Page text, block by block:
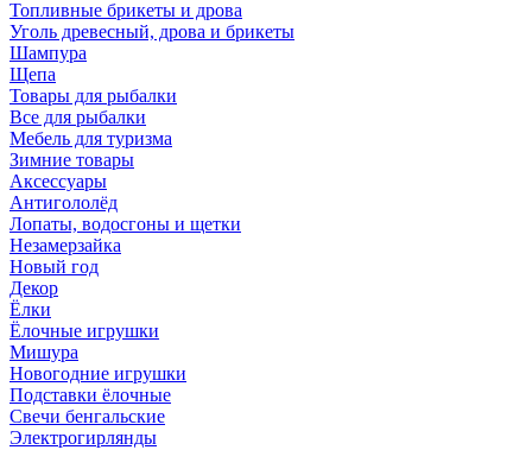
Топливные брикеты и дрова
Уголь древесный, дрова и брикеты
Шампура
Щепа
Товары для рыбалки
Все для рыбалки
Мебель для туризма
Зимние товары
Аксессуары
Антигололёд
Лопаты, водосгоны и щетки
Незамерзайка
Новый год
Декор
Ёлки
Ёлочные игрушки
Мишура
Новогодние игрушки
Подставки ёлочные
Свечи бенгальские
Электрогирлянды